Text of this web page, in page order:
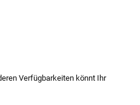
verfügbar.)
zurzeit nicht verfügbar.)
Verfügbarkeiten könnt Ihr